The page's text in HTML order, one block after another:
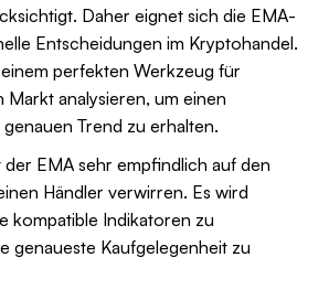
Daher eignet sich die EMA-
Entscheidungen im Kryptohandel.
perfekten Werkzeug für
Markt analysieren, um einen
Trend zu erhalten.
EMA sehr empfindlich auf den
Händler verwirren. Es wird
kompatible Indikatoren zu
genaueste Kaufgelegenheit zu